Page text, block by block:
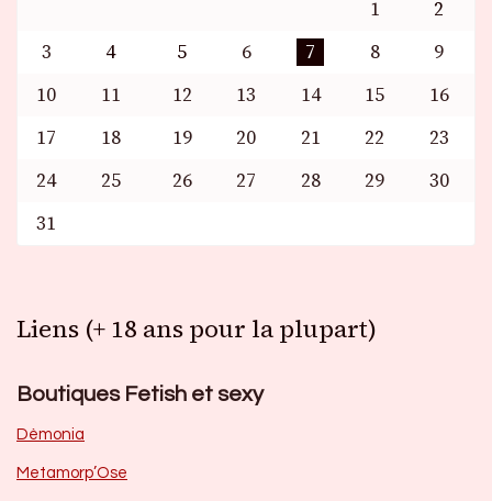
1
2
3
4 5 6 7 8
9
10
11 12 13 14 15
16
17
18 19 20 21 22
23
24
25 26 27 28 29
30
31
Liens (+ 18 ans pour la plupart)
Boutiques Fetish et sexy
Dèmonia
Metamorp’Ose